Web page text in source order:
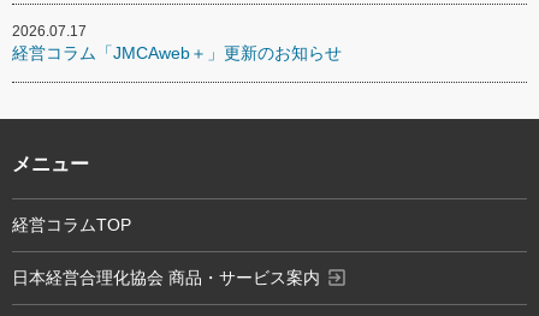
2026.07.17
経営コラム「JMCAweb＋」更新のお知らせ
メニュー
経営コラムTOP
日本経営合理化協会 商品・サービス案内 exit_to_app